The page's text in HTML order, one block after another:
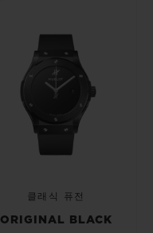
클래식 퓨전
ORIGINAL BLACK